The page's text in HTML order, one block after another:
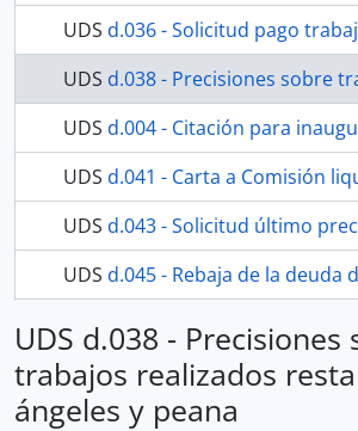
UDS d.036 - Solicitud pago trabajos
UDS d.038 - Precisiones sobre trabajos realizados
UDS d.004 - Citación para inauguración de la
UDS d.041 - Carta a Comisión liquidadora
UDS d.043 - Solicitud último precio sobre la
UDS d.045 - Rebaja de la deuda del precio restauración
111 más...
UDS d.038 - Precisiones
trabajos realizados
ángeles y peana